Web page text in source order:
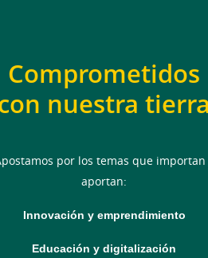
Comprometidos
nuestra tierra
por los temas que importan
aportan:
Innovación y emprendimiento
Educación y digitalización